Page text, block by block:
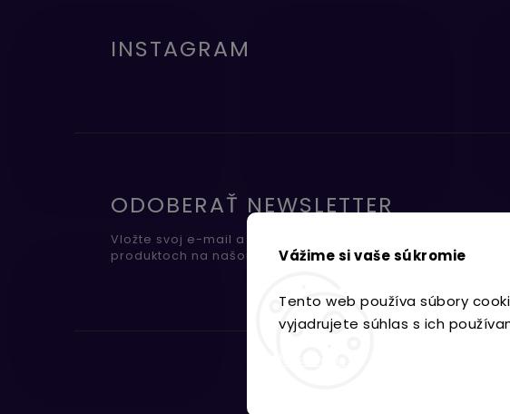
Vážime si vaše súkromie
Tento web používa súbory
vyjadrujete súhlas s ich
INSTAGRAM
ODOBERAŤ NEWSLETTER
Vložte svoj e-mail a my Vám budeme zasielať informácie o
produktoch na našom e-shope.